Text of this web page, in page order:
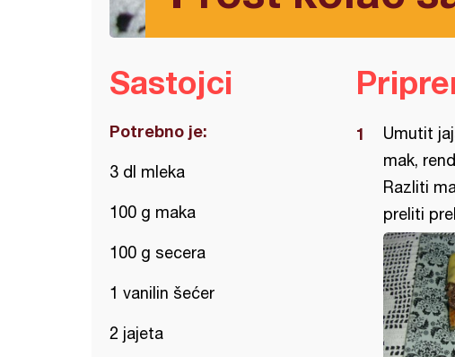
Sastojci
Potrebno je:
3 dl mleka
100 g maka
100 g secera
1 vanilin šećer
2 jajeta
Umutit
mak,
Razliti
preliti